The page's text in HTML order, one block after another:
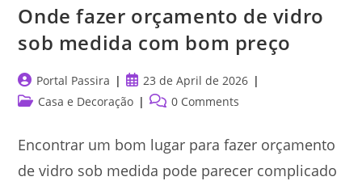
Onde fazer orçamento de vidro
sob medida com bom preço
Post
author:
Portal Passira
Post
published:
23 de April de 2026
PostCasa e Decoração
Post0 Comments
Encontrar um bom lugar para fazer orçamento
de vidro sob medida pode parecer complicado